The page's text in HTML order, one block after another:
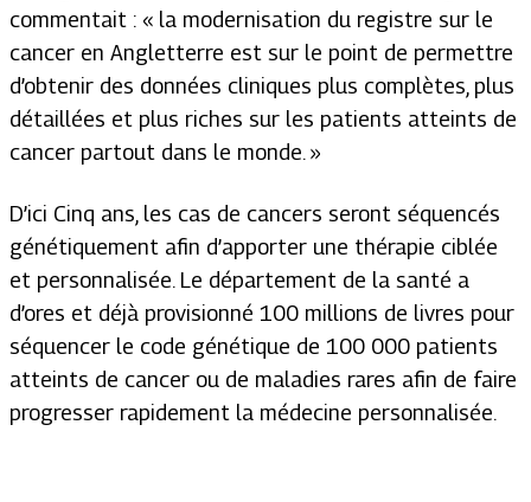
commentait : « la modernisation du registre sur le
cancer en Angletterre est sur le point de permettre
d’obtenir des données cliniques plus complètes, plus
détaillées et plus riches sur les patients atteints de
cancer partout dans le monde. »
D’ici Cinq ans, les cas de cancers seront séquencés
génétiquement afin d’apporter une thérapie ciblée
et personnalisée. Le département de la santé a
d’ores et déjà provisionné 100 millions de livres pour
séquencer le code génétique de 100 000 patients
atteints de cancer ou de maladies rares afin de faire
progresser rapidement la médecine personnalisée.